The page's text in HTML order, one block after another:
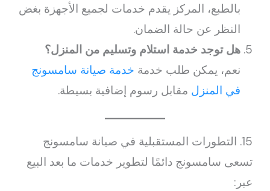
بالطبع، المركز يقدم خدمات لجميع الأجهزة بغض
النظر عن حالة الضمان.
هل توجد خدمة استلام وتسليم من المنزل؟
نعم، يمكن طلب خدمة خدمة صيانة سامسونج
في المنزل مقابل رسوم إضافية بسيطة.
15. التطورات المستقبلية في صيانة سامسونج
تسعى سامسونج دائمًا لتطوير خدمات ما بعد البيع
عبر: